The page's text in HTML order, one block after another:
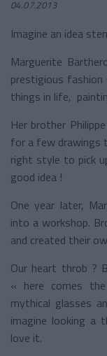
04.07.2013
Imagine an idea
Marguerite
prestigious
things in life,
Her brother
for a few drawings
right style to pick
good idea !
One year later,
into a workshop.
and created their
Our heart throb ?
« here comes
mythical glasses
imagine looking
love it.